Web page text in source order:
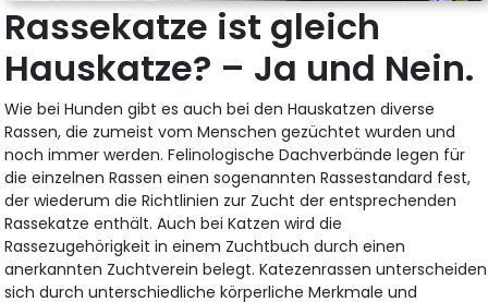
Rassekatze ist gleich
Hauskatze? – Ja und Nein.
Wie bei Hunden gibt es auch bei den Hauskatzen diverse
Rassen, die zumeist vom Menschen gezüchtet wurden und
noch immer werden. Felinologische Dachverbände legen für
die einzelnen Rassen einen sogenannten Rassestandard fest,
der wiederum die Richtlinien zur Zucht der entsprechenden
Rassekatze enthält. Auch bei Katzen wird die
Rassezugehörigkeit in einem Zuchtbuch durch einen
anerkannten Zuchtverein belegt. Katezenrassen unterscheiden
sich durch unterschiedliche körperliche Merkmale und